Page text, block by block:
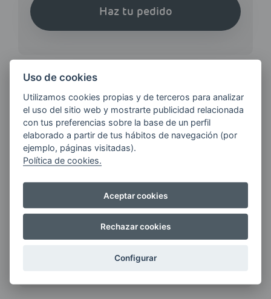
Haz tu pedido
¿QUIERES ESTAR AL DÍA DE
LAS
ÚLTIMAS NOVEDADES?
Quiero recibir las últimas novedades de AVIA
Más información
Uso de cookies
Utilizamos cookies propias y de terceros para analizar
el uso del sitio web y mostrarte publicidad relacionada
con tus preferencias sobre la base de un perfil
elaborado a partir de tus hábitos de navegación (por
ejemplo, páginas visitadas).
Política de cookies.
Aceptar cookies
Rechazar cookies
Configurar